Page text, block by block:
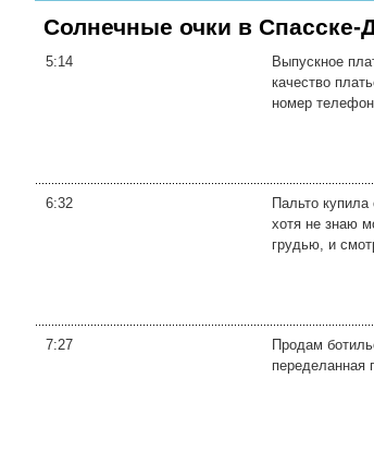
Солнечные очки в Спасске-
5:14
Выпускное
качество
номер
6:32
Пальто
хотя не знаю
грудью, и
7:27
Продам
переделанная